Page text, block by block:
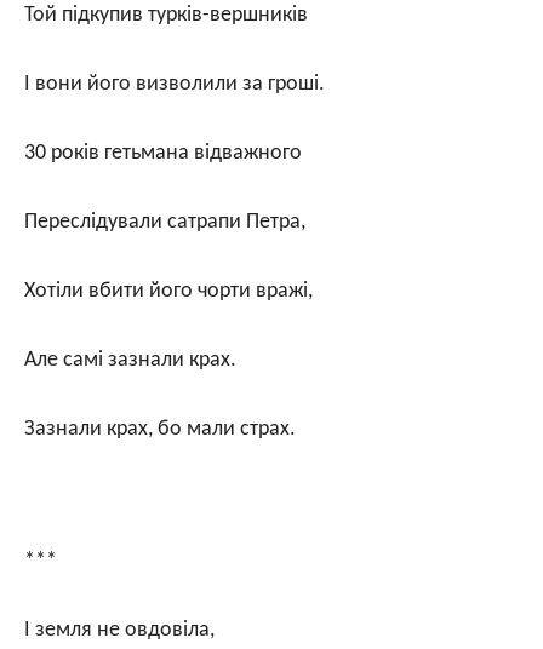
Той підкупив турків-вершників
І вони його визволили за гроші.
30 років гетьмана відважного
Переслідували сатрапи Петра,
Хотіли вбити його чорти вражі,
Але самі зазнали крах.
Зазнали крах, бо мали страх.
***
І земля не овдовіла,